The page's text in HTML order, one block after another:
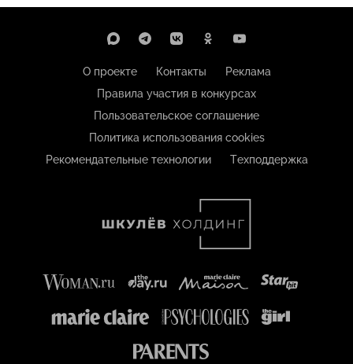
О проекте Контакты
Реклама
Правила участия в конкурсах
Пользовательское соглашение
Политика использования cookies
Рекомендательные технологии
Техподдержка